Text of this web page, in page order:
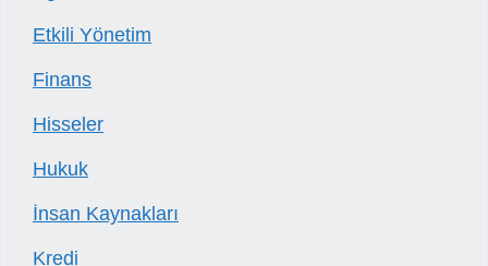
Etkili Yönetim
Finans
Hisseler
Hukuk
İnsan Kaynakları
Kredi